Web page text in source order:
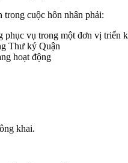
cuộc hôn nhân phải:
vụ trong một đơn vị triển
Thư ký Quận
hoạt động
khai.